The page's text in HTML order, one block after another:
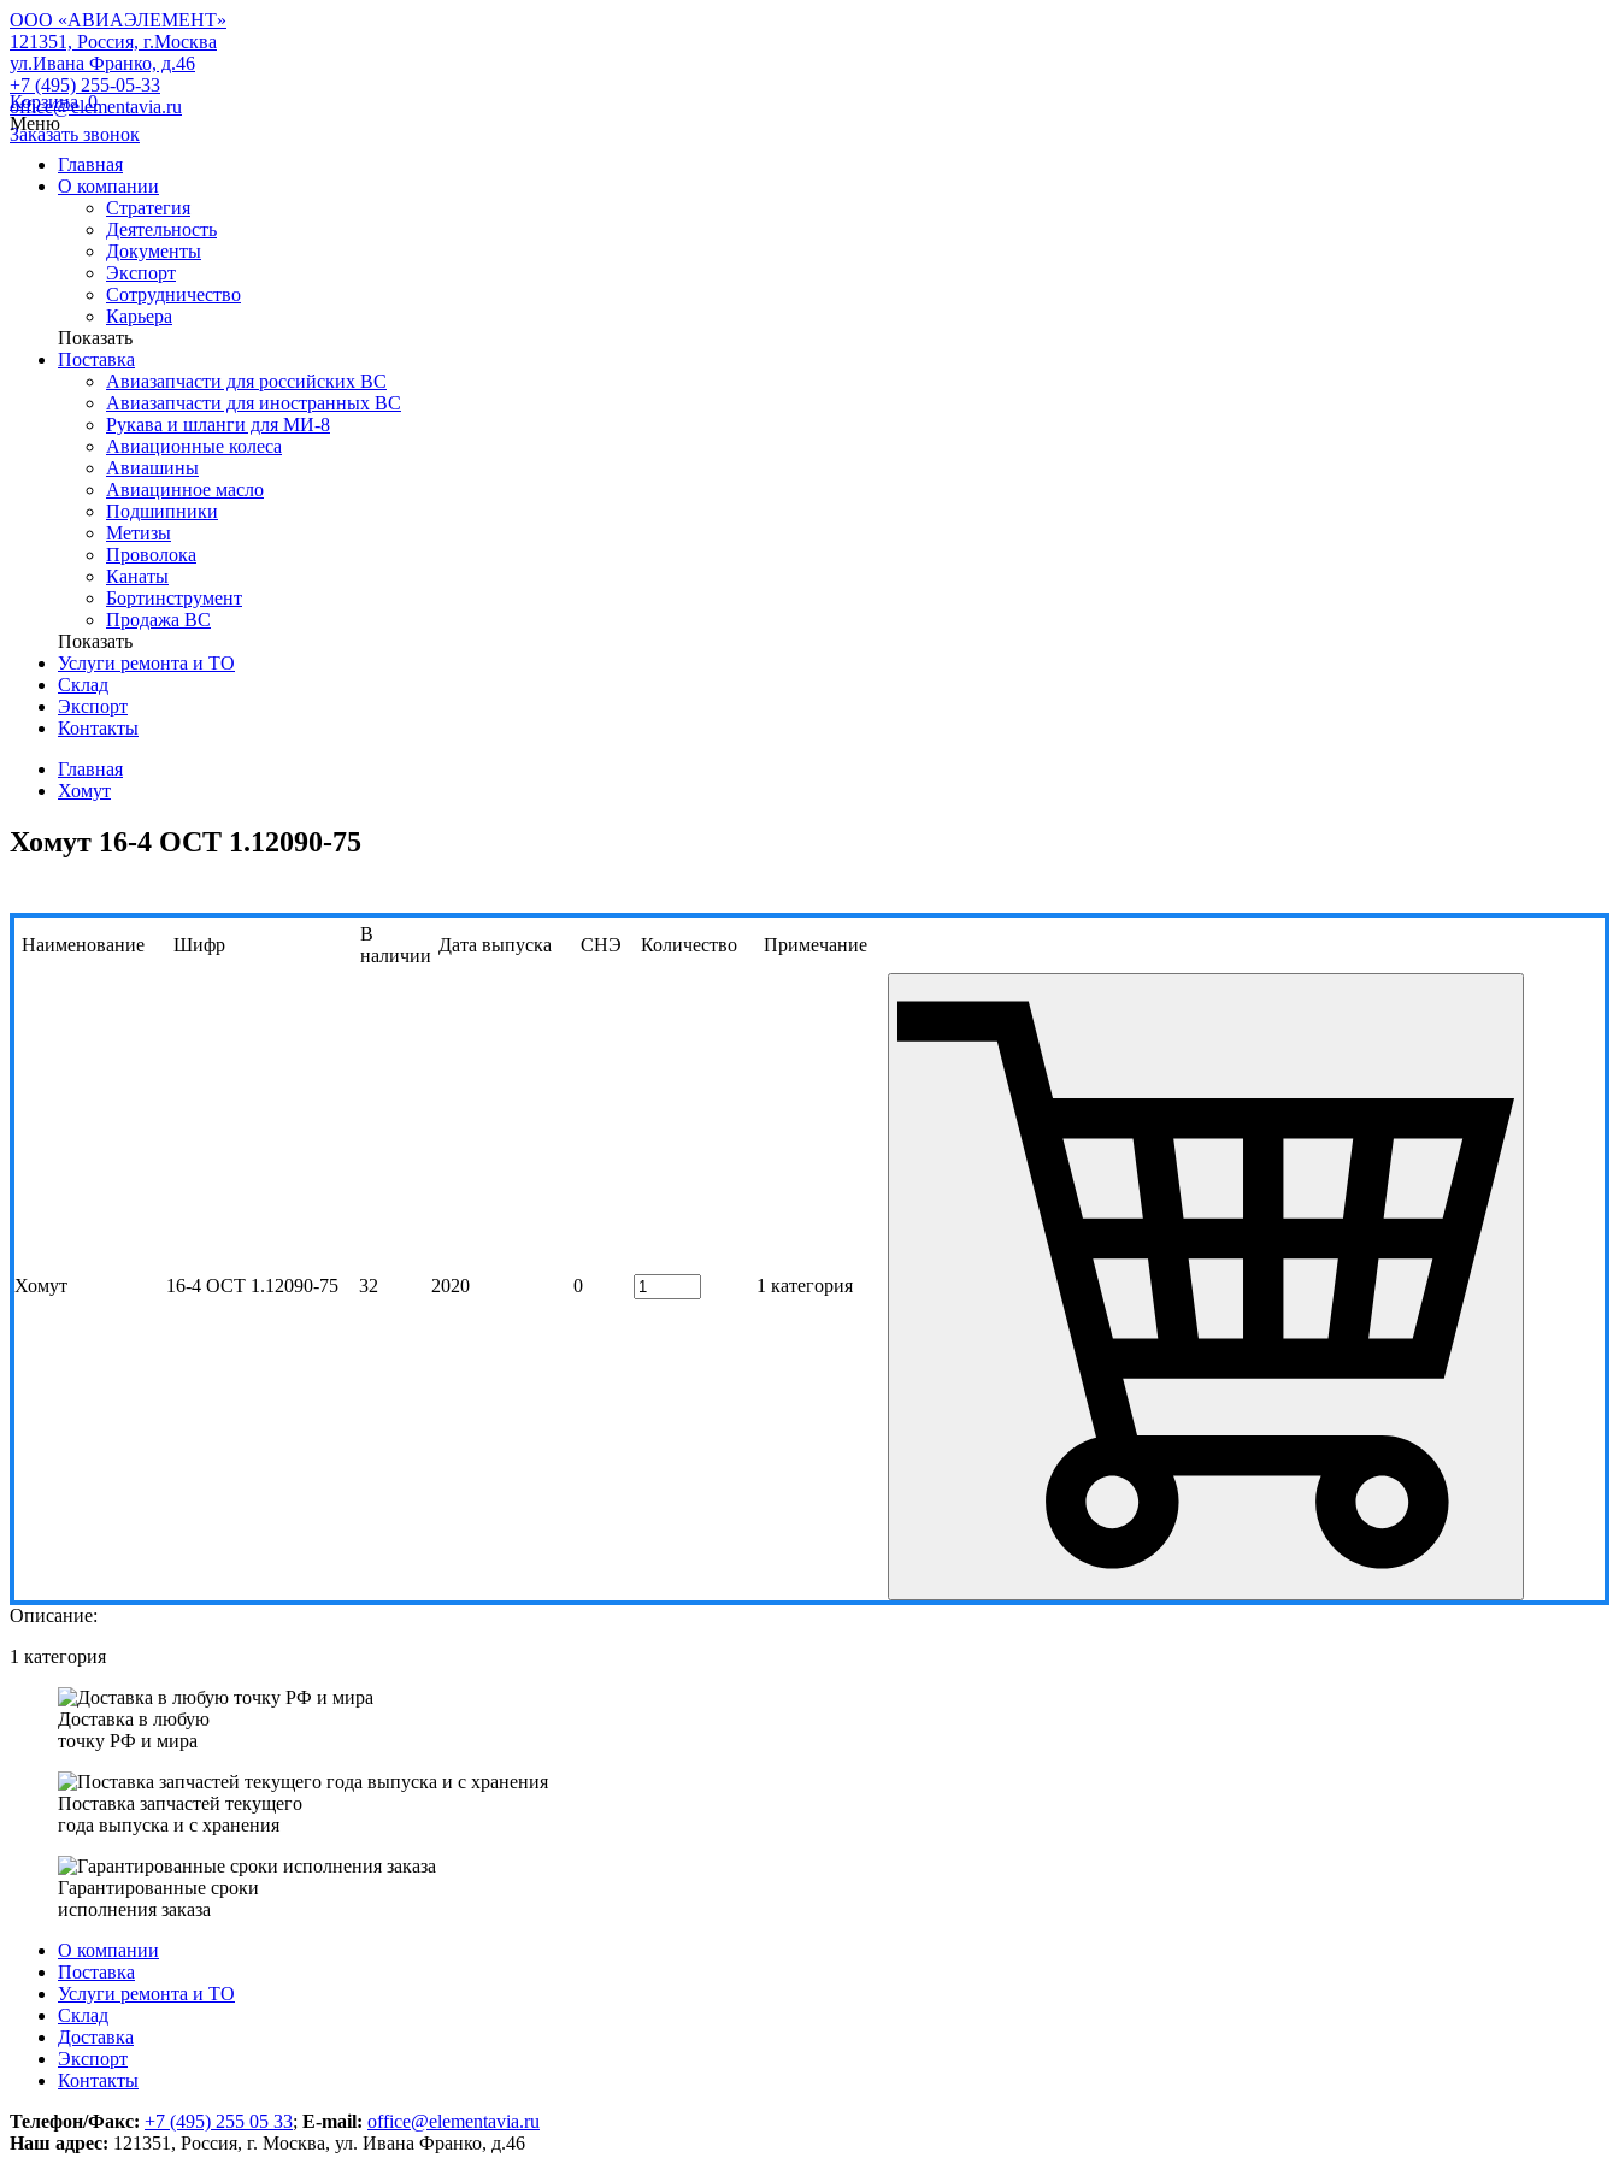
ООО «АВИАЭЛЕМЕНТ»
121351, Россия, г.Москва
ул.Ивана Франко, д.46
+7 (495) 255-05-33
office@elementavia.ru
Заказать звонок
Корзина0
Меню
Главная
О компании
Стратегия
Деятельность
Документы
Экспорт
Сотрудничество
Карьера
Показать
Поставка
Авиазапчасти для российских ВС
Авиазапчасти для иностранных ВС
Рукава и шланги для МИ-8
Авиационные колеса
Авиашины
Авиацинное масло
Подшипники
Метизы
Проволока
Канаты
Бортинструмент
Продажа ВС
Показать
Услуги ремонта и ТО
Склад
Экспорт
Контакты
Главная
Хомут
Хомут 16-4 ОСТ 1.12090-75
Наименование Шифр
В
наличии
Дата выпуска СНЭ Количество Примечание
Хомут 16-4 ОСТ 1.12090-75 32 2020 0 1 категория
Описание:
1 категория
Доставка в любую
точку РФ и мира
Поставка запчастей текущего
года выпуска и с хранения
Гарантированные сроки
исполнения заказа
О компании
Поставка
Услуги ремонта и ТО
Склад
Доставка
Экспорт
Контакты
Телефон/Факс: +7 (495) 255 05 33; E-mail: office@elementavia.ru
Наш адрес: 121351, Россия, г. Москва, ул. Ивана Франко, д.46